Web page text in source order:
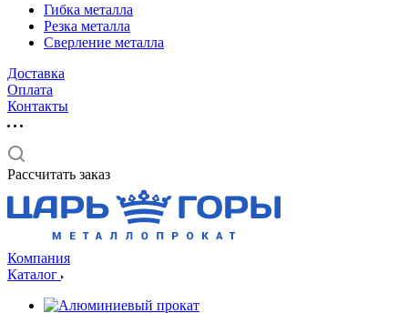
Гибка металла
Резка металла
Сверление металла
Доставка
Оплата
Контакты
Рассчитать заказ
Компания
Каталог